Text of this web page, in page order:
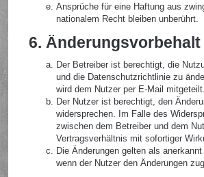
Ansprüche für eine Haftung aus
nationalem Recht bleiben unberührt.
6. Änderungsvorbehalt
Der Betreiber ist berechtigt, die
und die Datenschutzrichtlinie zu
wird dem Nutzer per E-Mail mitgeteilt.
Der Nutzer ist berechtigt, den
widersprechen. Im Falle des
zwischen dem Betreiber und dem
Vertragsverhältnis mit sofortiger
Die Änderungen gelten als
wenn der Nutzer den Änderungen